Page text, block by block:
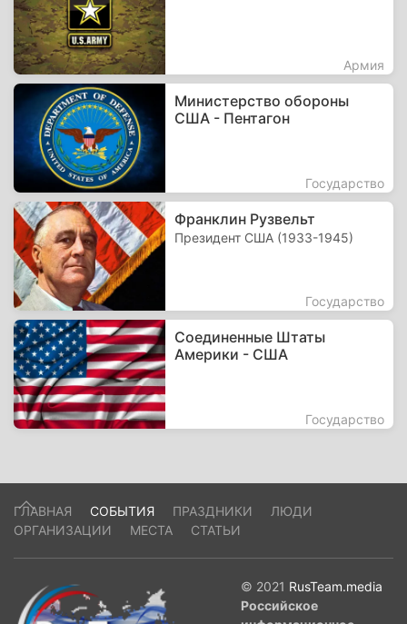
Армия
Министерство обороны
США - Пентагон
Государство
Франклин Рузвельт
Президент США (1933-1945)
Государство
Соединенные Штаты
Америки - США
Государство
ГЛАВНАЯ СОБЫТИЯ ПРАЗДНИКИ
ЛЮДИ
ОРГАНИЗАЦИИ
МЕСТА СТАТЬИ
© 2021 RusTeam.media
Российское